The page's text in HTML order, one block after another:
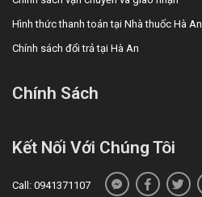
Hình thức thanh toán tại Nhà thuốc Hà An
Chính sách đổi trả tại Hà An
Chính Sách
Kết Nối Với Chúng Tôi
Call: 0941371107